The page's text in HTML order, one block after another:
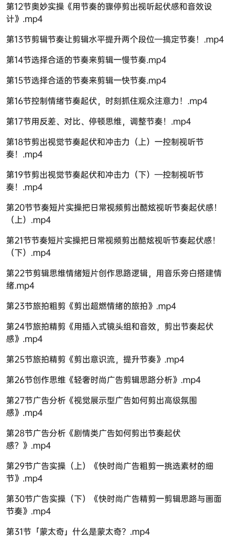
第12节奥妙实操《用节奏的骤停剪出视听起伏感和音效设
计》.mp4
第13节剪辑节奏让剪辑水平提升两个段位—搞定节奏！.mp4
第14节选择合适的节奏来剪辑一慢节奏.mp4
第15节选择合适的节奏来剪辑一快节奏.mp4
第16节控制情绪节奏起伏，时刻抓住观众注意力！.mp4
第17节用反差、对比、停顿思维，调整节奏！.mp4
第18节剪出视觉节奏起伏和冲击力（上）一控制视听节
奏！.mp4
第19节剪出视觉节奏起伏和冲击力（下）—控制视听节
奏！.mp4
第20节节奏短片实操把日常视频剪出酷炫视听节奏起伏感！
（上）.mp4
第21节节奏短片实操把日常视频剪出酷炫视听节奏起伏感！
（下）.mp4
第22节剪辑思维情绪短片创作思路逻辑，用音乐旁白搭建情
绪.mp4
第23节旅拍粗剪《剪出超燃情绪的旅拍》.mp4
第24节旅拍精剪《用插入式镜头组和音效，剪出节奏起伏
感》.mp4
第25节旅拍精剪《剪出意识流，提升节奏》.mp4
第26节创作思维《轻奢时尚广告剪辑思路分析》.mp4
第27节广告分析《视觉展示型广告如何剪出高级氛围
感》.mp4
第28节广告分析《剧情类广告如何剪出节奏起伏
感？》.mp4
第29节广告实操（上）《快时尚广告粗剪一挑选素材的细
节》.mp4
第30节广告实操（下）《快时尚广告精剪一剪辑思路与画面
节奏》.mp4
第31节「蒙太奇」什么是蒙太奇？.mp4